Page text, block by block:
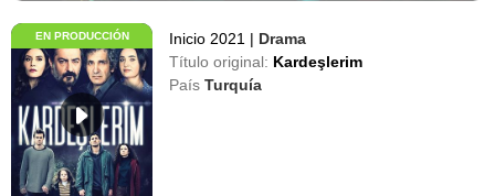
EN PRODUCCIÓN Inicio 2021 | Drama
Título original: Kardeşlerim
País Turquía